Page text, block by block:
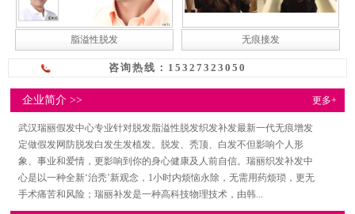
脂溢性脱发 无痕接发
咨询热线：15327323050
企业简介 >> 更多+
武汉瑞丽假发中心专业针对脱发脂溢性脱发织发补发最新一代无痕增发
定做假发网防脱发白发生发植发。脱发、秃顶、白发不但影响个人形
象、事业和爱情，更影响到你的身心健康及人前自信。瑞丽织发补发中
心是以一种全新‘治秃’新观念，1小时内烦恼永除，无需用药烦琐，更无
手术痛苦和风险；瑞丽补发是一种高科技物理技术，由韩...